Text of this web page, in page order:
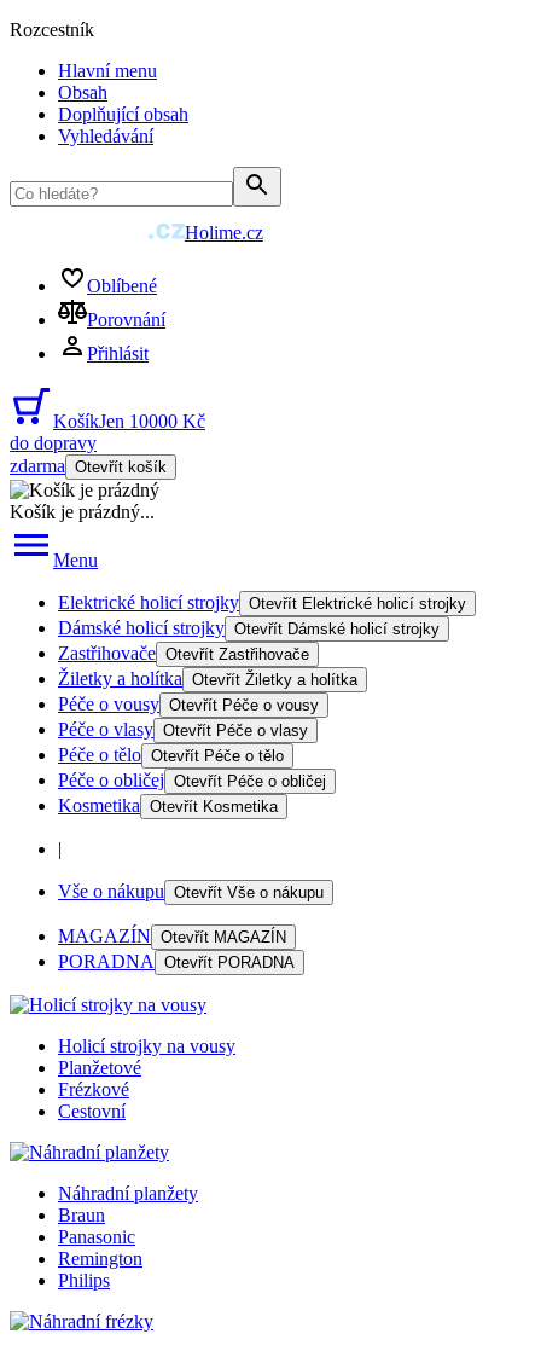
Rozcestník
Hlavní menu
Obsah
Doplňující obsah
Vyhledávání
Holime.cz
Oblíbené
Porovnání
Přihlásit
KošíkJen 10000 Kč
do dopravy
zdarma Otevřít košík
Košík je prázdný...
Menu
Elektrické holicí strojky Otevřít Elektrické holicí strojky
Dámské holicí strojky Otevřít Dámské holicí strojky
Zastřihovače Otevřít Zastřihovače
Žiletky a holítka Otevřít Žiletky a holítka
Péče o vousy Otevřít Péče o vousy
Péče o vlasy Otevřít Péče o vlasy
Péče o tělo Otevřít Péče o tělo
Péče o obličej Otevřít Péče o obličej
Kosmetika Otevřít Kosmetika
|
Vše o nákupu Otevřít Vše o nákupu
MAGAZÍN Otevřít MAGAZÍN
PORADNA Otevřít PORADNA
Holicí strojky na vousy
Planžetové
Frézkové
Cestovní
Náhradní planžety
Braun
Panasonic
Remington
Philips